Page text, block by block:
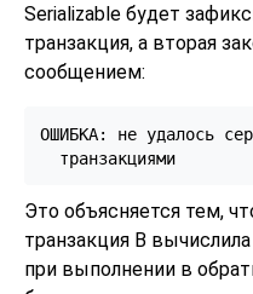
Serializable будет
транзакция, а вторая
сообщением:
ОШИБКА: не удалось
  транзакциями
Это объясняется тем,
транзакция B
при выполнении в